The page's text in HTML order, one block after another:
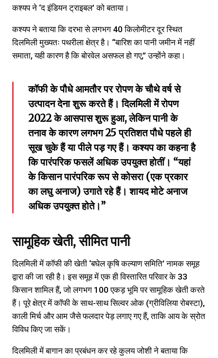
कश्यप ने ‘द इंडियन ट्राइबल’ को बताया।
कश्यप ने बताया कि दरभा से लगभग 40 किलोमीटर दूर स्थित
दिलमिली मुख्यतः पथरीला क्षेत्र है। “बारिश का पानी जमीन में नहीं
समाता, यही कारण है कि बोरवेल असफल हो गए,” उन्होंने कहा।
कॉफी के पौधे आमतौर पर रोपण के चौथे वर्ष से
उत्पादन देना शुरू करते हैं। दिलमिली में रोपण
2022 के आसपास शुरू हुआ, लेकिन पानी के
तनाव के कारण लगभग 25 प्रतिशत पौधे पहले ही
सूख चुके हैं या पीले पड़ गए हैं। कश्यप का कहना है
कि पारंपरिक फसलें अधिक उपयुक्त होतीं। “यहां
के किसान पारंपरिक रूप से कोसरा (एक प्रकार
का लघु अनाज) उगाते रहे हैं। शायद मोटे अनाज
अधिक उपयुक्त होते।”
सामूहिक खेती, सीमित पानी
दिलमिली में कॉफी की खेती ‘बघेल कृषि कल्याण समिति’ नामक समूह
द्वारा की जा रही है। इस समूह में एक ही विस्तारित परिवार के 33
किसान शामिल हैं, जो लगभग 100 एकड़ भूमि पर सामूहिक खेती करते
हैं। पूरे क्षेत्र में कॉफी के साथ-साथ सिल्वर ओक (ग्रीविलिया रोबस्टा),
काली मिर्च और आम जैसे फलदार पेड़ लगाए गए हैं, ताकि आय के स्रोत
विविध किए जा सकें।
दिलमिली में बागान का प्रबंधन कर रहे कुलय जोशी ने बताया कि